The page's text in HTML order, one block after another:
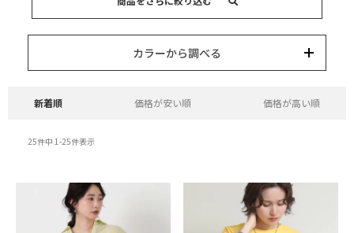
ブランド
カラーから調べる
価格が安い順 価格が高い順
新着順
25件中 1-25件表示